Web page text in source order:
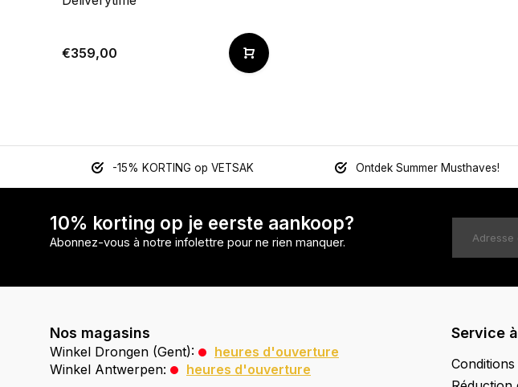
€359,00
-15% KORTING op VETSAK Ontdek Summer Musthaves!
10% korting op je eerste aankoop?
Abonnez-vous à notre infolettre pour ne rien manquer.
Nos magasins
Winkel Drongen (Gent):
heures d'ouverture
Winkel Antwerpen:
heures d'ouverture
Service